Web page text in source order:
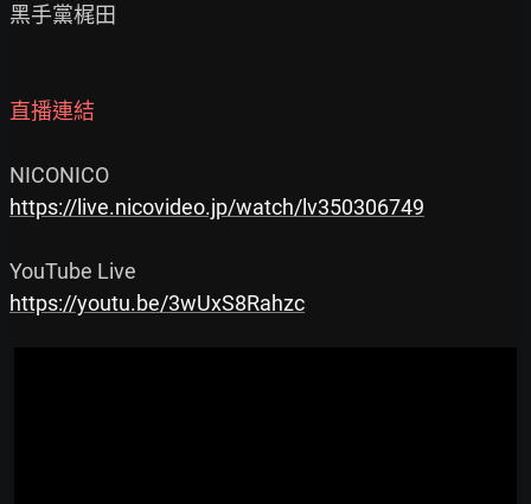
黑手黨梶田
直播連結
https://live.nicovideo.jp/watch/lv350306749
https://youtu.be/3wUxS8Rahzc